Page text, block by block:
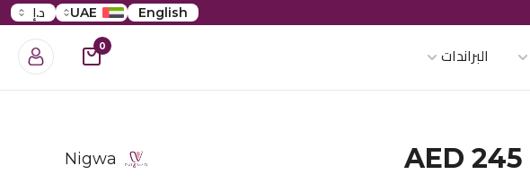
English
UAE د.إ
البراندات
0
AED 245
Nigwa